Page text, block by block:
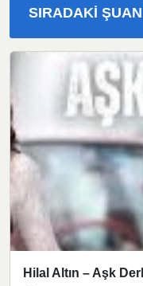
SIRADAKI
Hilal Altın – Aşk